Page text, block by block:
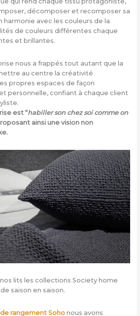
décomposer et recomposer sa
harmonie avec les couleurs de la
de couleurs différentes chaque
et brillantes.
nous a frappés tout autant que la
au centre la créativité
propres espaces de façon
personnelle, confiant à chaque client
est “habiller son chez soi comme on
ainsi une vision non
lits les collections Society home
saison en saison.
rangement Sohonous avons